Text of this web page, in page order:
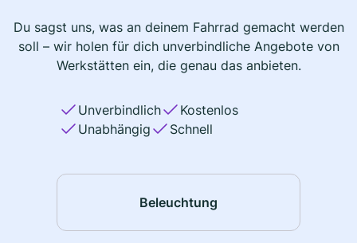
Du sagst uns, was an deinem Fahrrad gemacht werden
soll – wir holen für dich unverbindliche Angebote von
Werkstätten ein, die genau das anbieten.
Unverbindlich
Kostenlos
Unabhängig
Schnell
Beleuchtung